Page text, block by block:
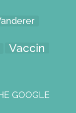
Vaccin
GOOGLE